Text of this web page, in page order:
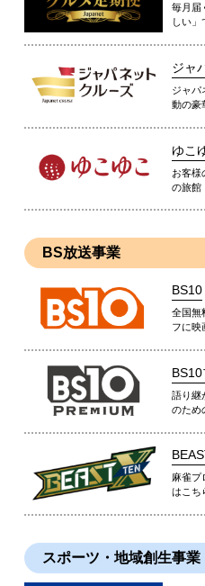
毎月届
しい」
ジャ
ジャパ
動の豪
ゆこ
お客様
の旅館
BS放送事業
BS10
全国無
フに映
語り継
のため
麻雀プ
はこち
スポーツ・地域創生事業